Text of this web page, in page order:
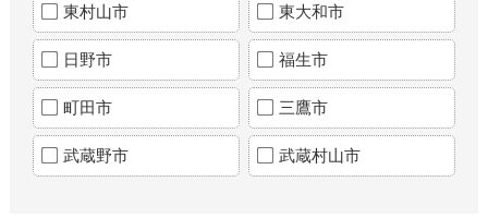
東村山市 東大和市
日野市 福生市
町田市 三鷹市
武蔵野市 武蔵村山市